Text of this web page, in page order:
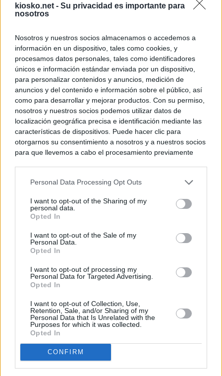
kiosko.net - Su privacidad es importante para
nosotros
Nosotros y nuestros socios almacenamos o accedemos a
información en un dispositivo, tales como cookies, y
procesamos datos personales, tales como identificadores
únicos e información estándar enviada por un dispositivo,
para personalizar contenidos y anuncios, medición de
anuncios y del contenido e información sobre el público, así
como para desarrollar y mejorar productos. Con su permiso,
nosotros y nuestros socios podemos utilizar datos de
localización geográfica precisa e identificación mediante las
características de dispositivos. Puede hacer clic para
otorgarnos su consentimiento a nosotros y a nuestros socios
para que llevemos a cabo el procesamiento previamente
negar su consentimiento. Tenga en cuenta que algún
de su consentimiento, pero usted tiene el derecho de
rechazar tal procesamiento. Sus preferencias se aplicarán
cualquier momento entrando de nuevo en este sitio web o
visitando nuestra política de privacidad.
Personal Data Processing Opt Outs
I want to opt-out of the Sharing of my
personal data.
Opted In
I want to opt-out of the Sale of my
Personal Data.
Opted In
I want to opt-out of processing my
Personal Data for Targeted Advertising.
Opted In
I want to opt-out of Collection, Use,
Retention, Sale, and/or Sharing of my
Personal Data that Is Unrelated with the
Purposes for which it was collected.
Opted In
CONFIRM